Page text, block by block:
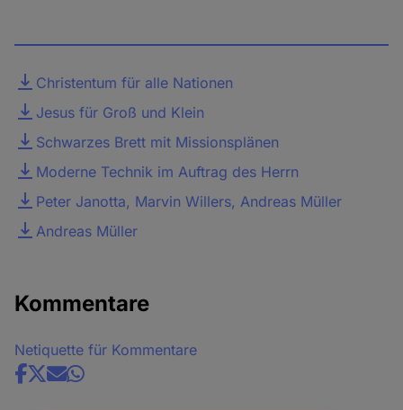
DateiChristentum für alle Nationen
Jesus für Groß und Klein
Schwarzes Brett mit Missionsplänen
Moderne Technik im Auftrag des Herrn
Peter Janotta, Marvin Willers, Andreas Müller
Andreas Müller
Kommentare
Netiquette für Kommentare
Share